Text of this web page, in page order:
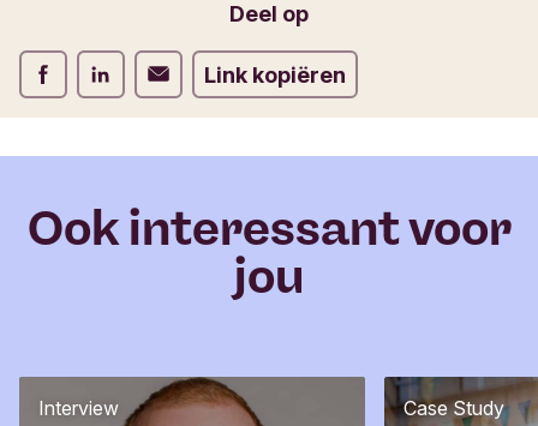
m
u
l
e
Deel op
Deel op Facebook
Deel op LinkedInDeel op Verstuur per email
Link kopiëren
Ook interessant voor
jou
Interview Case Study